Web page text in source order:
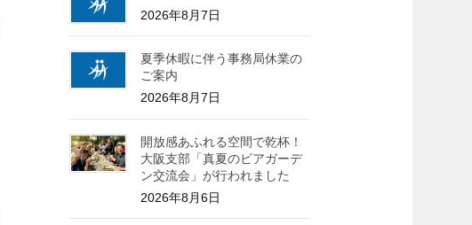
2026年8月7日
夏季休暇に伴う事務局休業の
ご案内
2026年8月7日
開放感あふれる空間で乾杯！
大阪支部「真夏のビアガーデ
ン交流会」が行われました
2026年8月6日